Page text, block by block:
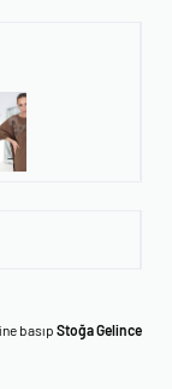
basıp Stoğa Gelince